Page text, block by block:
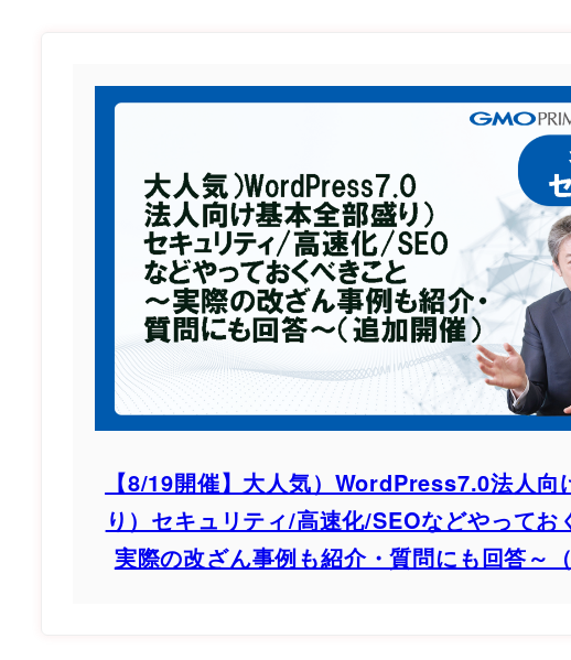
【8/19開催】大人気）WordPress7.0法人向
り）セキュリティ/高速化/SEOなどやってお
実際の改ざん事例も紹介・質問にも回答～（